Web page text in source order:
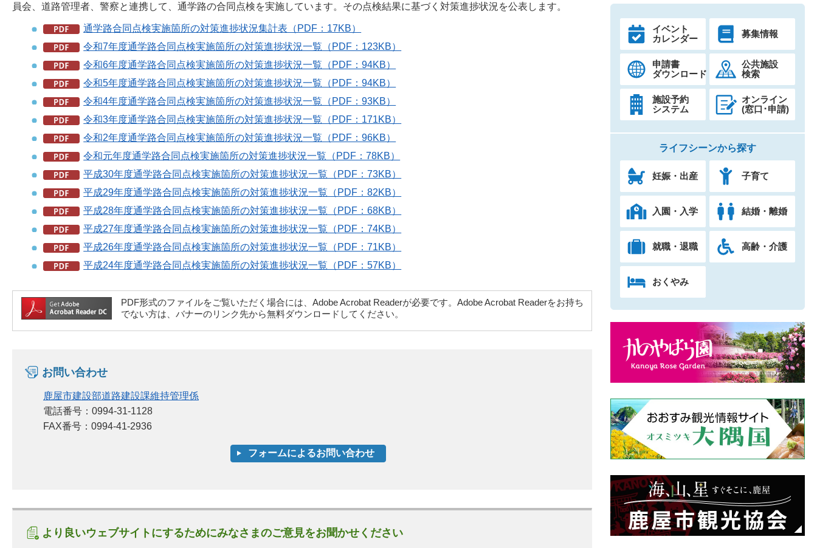
員会、道路管理者、警察と連携して、通学路の合同点検を実施しています。その点検結果に基づく対策進捗状況を公表します。
通学路合同点検実施箇所の対策進捗状況集計表（PDF：17KB）
令和7年度通学路合同点検実施箇所の対策進捗状況一覧（PDF：123KB）
令和6年度通学路合同点検実施箇所の対策進捗状況一覧（PDF：94KB）
令和5年度通学路合同点検実施箇所の対策進捗状況一覧（PDF：94KB）
令和4年度通学路合同点検実施箇所の対策進捗状況一覧（PDF：93KB）
令和3年度通学路合同点検実施箇所の対策進捗状況一覧（PDF：171KB）
令和2年度通学路合同点検実施箇所の対策進捗状況一覧（PDF：96KB）
令和元年度通学路合同点検実施箇所の対策進捗状況一覧（PDF：78KB）
平成30年度通学路合同点検実施箇所の対策進捗状況一覧（PDF：73KB）
平成29年度通学路合同点検実施箇所の対策進捗状況一覧（PDF：82KB）
平成28年度通学路合同点検実施箇所の対策進捗状況一覧（PDF：68KB）
平成27年度通学路合同点検実施箇所の対策進捗状況一覧（PDF：74KB）
平成26年度通学路合同点検実施箇所の対策進捗状況一覧（PDF：71KB）
平成24年度通学路合同点検実施箇所の対策進捗状況一覧（PDF：57KB）
PDF形式のファイルをご覧いただく場合には、Adobe Acrobat Readerが必要です。Adobe Acrobat Readerをお持ち
でない方は、バナーのリンク先から無料ダウンロードしてください。
お問い合わせ
鹿屋市建設部道路建設課維持管理係
電話番号：0994-31-1128
FAX番号：0994-41-2936
より良いウェブサイトにするためにみなさまのご意見をお聞かせください
イベント
カレンダー
募集情報
申請書
ダウンロード
公共施設
検索
施設予約
システム
オンライン
(窓口･申請)
ライフシーンから探す
妊娠・出産 子育て
入園・入学 結婚・離婚
就職・退職 高齢・介護
おくやみ